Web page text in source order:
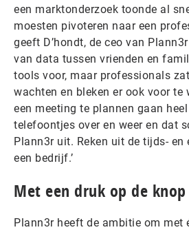
een marktonderzoek toonde al
moesten pivoteren naar een
geeft D’hondt, de ceo van
van data tussen vrienden en
tools voor, maar professionals
wachten en bleken er ook voor te
een meeting te plannen gaan
telefoontjes over en weer en dat
Plann3r uit. Reken uit de tijds-
een bedrijf.’
Met een druk op de knop
Plann3r heeft de ambitie om met